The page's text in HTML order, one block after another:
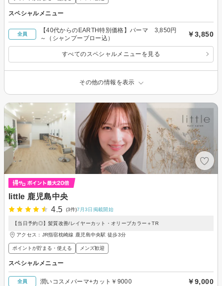
スペシャルメニュー
全員
【40代からのEARTH特別価格】パーマ 3,850円
～（シャンプーブロー込）
￥3,850
すべてのスペシャルメニューを見る
その他の情報を表示
little 鹿児島中央
4.5
(3件)7月3日掲載開始
【当日予約◎】髪質改善/レイヤーカット・オリーブカラー＋TR
アクセス：JR指宿枕崎線 鹿児島中央駅 徒歩3分
ポイントが貯まる・使える メンズ歓迎
スペシャルメニュー
全員 潤いコスメパーマ+カット￥9000 ￥9,000